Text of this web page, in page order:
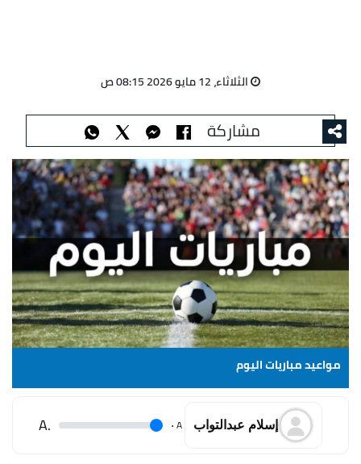
الثلاثاء، 12 مايو 2026 08:15 ص
مشاركة
مواعيد مباريات اليوم
إسلام عبدالتواب A
.
.A